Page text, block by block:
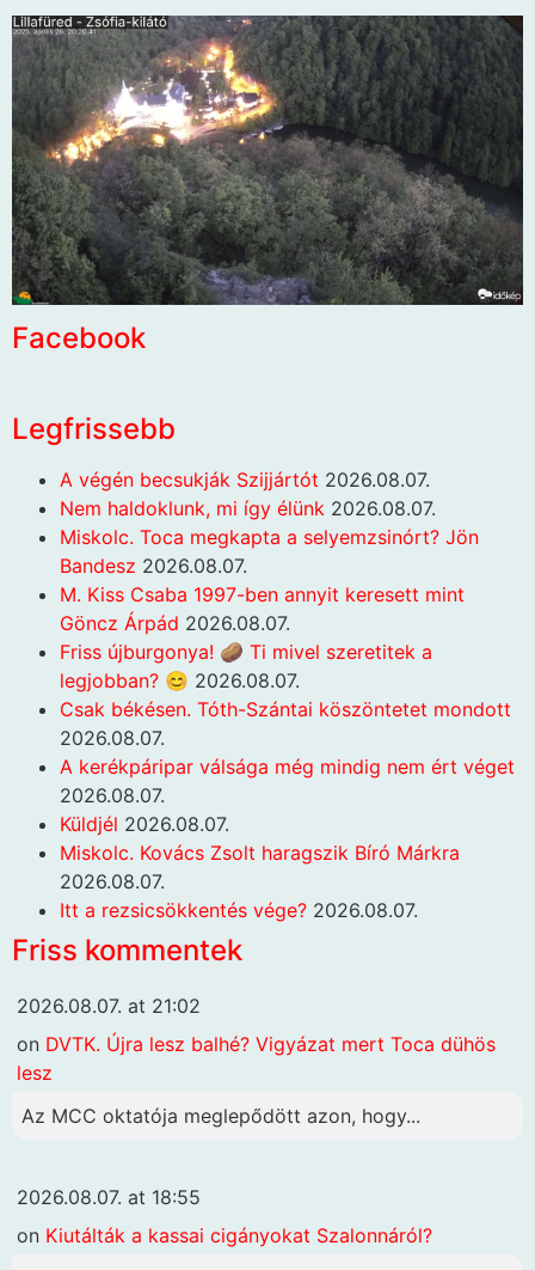
Facebook
Legfrissebb
A végén becsukják Szijjártót 2026.08.07.
Nem haldoklunk, mi így élünk 2026.08.07.
Miskolc. Toca megkapta a selyemzsinórt? Jön
Bandesz 2026.08.07.
M. Kiss Csaba 1997-ben annyit keresett mint
Göncz Árpád 2026.08.07.
Friss újburgonya! 🥔 Ti mivel szeretitek a
legjobban? 😊 2026.08.07.
Csak békésen. Tóth-Szántai köszöntetet mondott
2026.08.07.
A kerékpáripar válsága még mindig nem ért véget
2026.08.07.
Küldjél 2026.08.07.
Miskolc. Kovács Zsolt haragszik Bíró Márkra
2026.08.07.
Itt a rezsicsökkentés vége? 2026.08.07.
Friss kommentek
2026.08.07. at 21:02
on DVTK. Újra lesz balhé? Vigyázat mert Toca dühös
lesz
Az MCC oktatója meglepődött azon, hogy...
2026.08.07. at 18:55
on Kiutálták a kassai cigányokat Szalonnáról?